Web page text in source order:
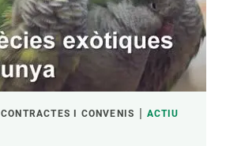
CONTRACTES I CONVENIS ACTIU